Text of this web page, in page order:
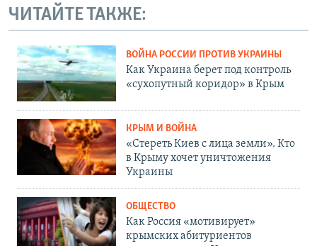
ЧИТАЙТЕ ТАКЖЕ:
ВОЙНА РОССИИ ПРОТИВ УКРАИНЫ
Как Украина берет под контроль
«сухопутный коридор» в Крым
КРЫМ И ВОЙНА
«Стереть Киев с лица земли». Кто
в Крыму хочет уничтожения
Украины
ОБЩЕСТВО
Как Россия «мотивирует»
крымских абитуриентов